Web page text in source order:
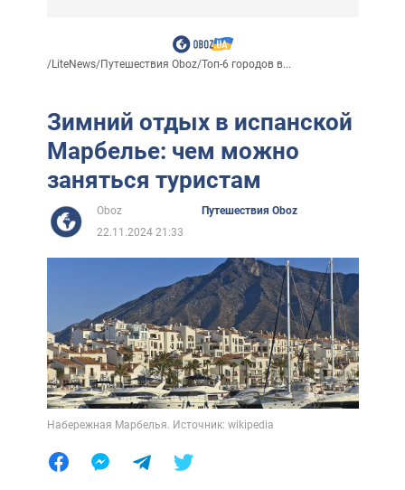
/LiteNews/Путешествия Oboz/Топ-6 городов в...
Зимний отдых в испанской
Марбелье: чем можно
заняться туристам
Oboz
Путешествия Oboz
22.11.2024 21:33
Набережная Марбелья. Источник: wikipedia